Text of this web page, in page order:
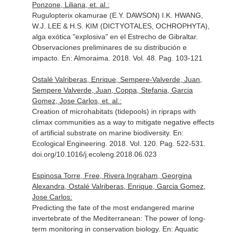
Ponzone, Liliana, et. al.:
Rugulopterix okamurae (E.Y. DAWSON) I.K. HWANG,
W.J. LEE & H.S. KIM (DICTYOTALES, OCHROPHYTA),
alga exótica "explosiva" en el Estrecho de Gibraltar.
Observaciones preliminares de su distribución e
impacto. En: Almoraima . 2018. Vol. 48. Pag. 103-121
Ostalé Valriberas, Enrique, Sempere-Valverde, Juan,
Sempere Valverde, Juan, Coppa, Stefania, Garcia
Gomez, Jose Carlos, et. al.:
Creation of microhabitats (tidepools) in ripraps with
climax communities as a way to mitigate negative effects
of artificial substrate on marine biodiversity. En:
Ecological Engineering . 2018. Vol. 120. Pag. 522-531.
doi.org/10.1016/j.ecoleng.2018.06.023
Espinosa Torre, Free, Rivera Ingraham, Georgina
Alexandra, Ostalé Valriberas, Enrique, Garcia Gomez,
Jose Carlos:
Predicting the fate of the most endangered marine
invertebrate of the Mediterranean: The power of long-
term monitoring in conservation biology. En: Aquatic